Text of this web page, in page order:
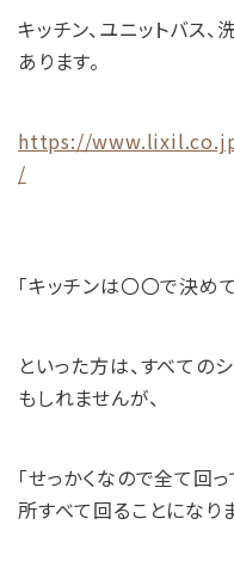
キッチン、ユニットバス
あります。
https://
/
「キッチンは〇〇で決めて
といった方は、すべての
もしれませんが、
「せっかくなので全て回
所すべて回ることになり